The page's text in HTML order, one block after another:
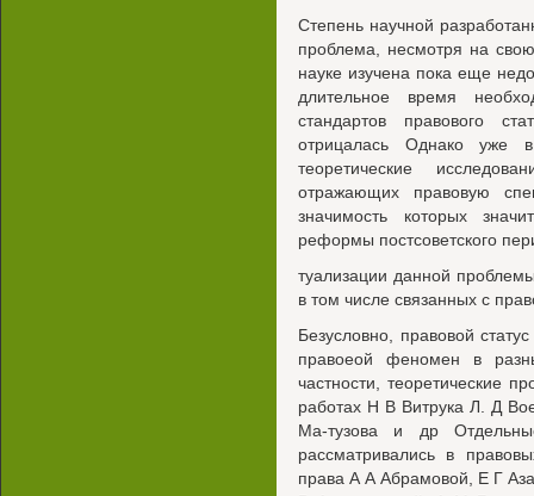
Степень научной
проблема, несмотря на свою
науке изучена пока еще
длительное время
стандартов правового
отрицалась Однако уже
теоретические
отражающих правовую
значимость которых
реформы постсоветского
туализации данной
в том числе связанных с
Безусловно, правовой
правоеой феномен в
частности, теоретические
работах Н В Витрука Л. Д
Ма-тузова и др
рассматривались в
права А А Абрамовой, Е Г